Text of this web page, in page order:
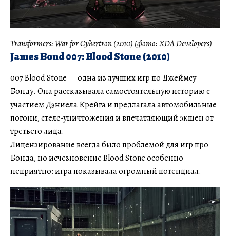
Transformers: War for Cybertron (2010) (фото: XDA Developers)
James Bond 007: Blood Stone (2010)
007 Blood Stone — одна из лучших игр по Джеймсу
Бонду. Она рассказывала самостоятельную историю с
участием Дэниела Крейга и предлагала автомобильные
погони, стелс-уничтожения и впечатляющий экшен от
третьего лица.
Лицензирование всегда было проблемой для игр про
Бонда, но исчезновение Blood Stone особенно
неприятно: игра показывала огромный потенциал.